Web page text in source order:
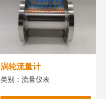
涡轮流量计
类别：流量仪表